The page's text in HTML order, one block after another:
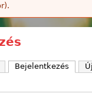
Bejelentkezés